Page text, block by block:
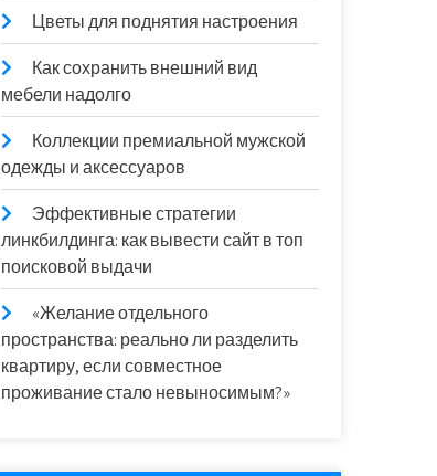
Цветы для поднятия настроения
Как сохранить внешний вид
мебели надолго
Коллекции премиальной мужской
одежды и аксессуаров
Эффективные стратегии
линкбилдинга: как вывести сайт в топ
поисковой выдачи
«Желание отдельного
пространства: реально ли разделить
квартиру, если совместное
проживание стало невыносимым?»